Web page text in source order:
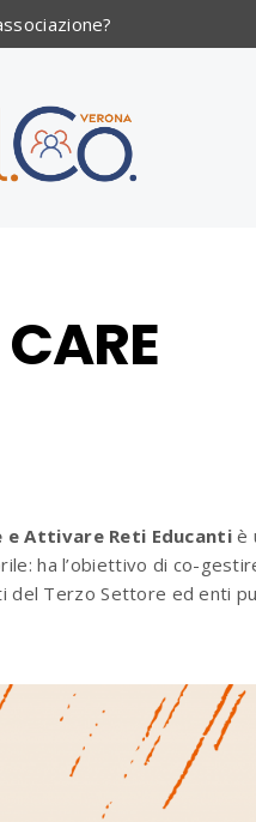
e Attivare Reti Educanti è
: ha l’obiettivo di co-
del Terzo Settore ed enti